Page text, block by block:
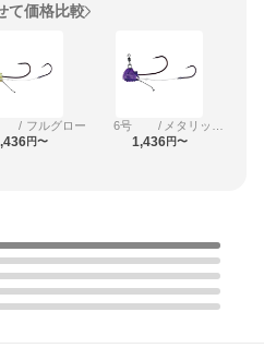
て価格比較
/ フルグロー
円〜
6号 /
1,436円〜